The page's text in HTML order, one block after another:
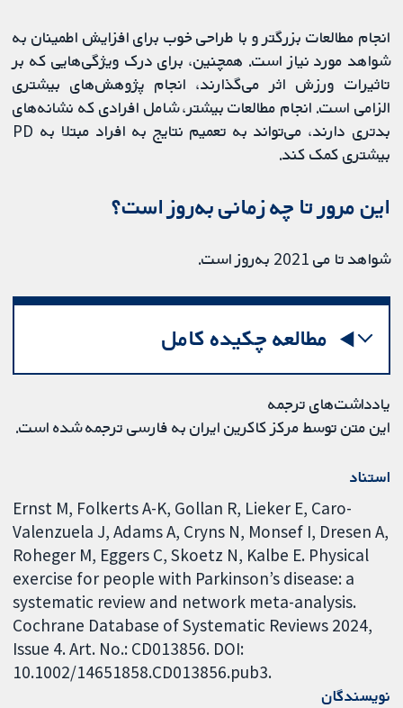
انجام مطالعات بزرگتر و با طراحی خوب برای افزایش اطمینان به
شواهد مورد نیاز است. همچنین، برای درک ویژگی‌هایی که بر
تاثیرات ورزش اثر می‌گذارند، انجام پژوهش‌های بیشتری
الزامی است. انجام مطالعات بیشتر، شامل افرادی که نشانه‌های
بدتری دارند، می‌تواند به تعمیم نتایج به افراد مبتلا به PD
بیشتری کمک کند.
این مرور تا چه زمانی به‌روز است؟
شواهد تا می 2021 به‌روز است.
مطالعه چکیده کامل
یادداشت‌های ترجمه
این متن توسط مرکز کاکرین ایران به فارسی ترجمه شده است.
استناد
Ernst M, Folkerts A-K, Gollan R, Lieker E, Caro-
Valenzuela J, Adams A, Cryns N, Monsef I, Dresen A,
Roheger M, Eggers C, Skoetz N, Kalbe E. Physical
exercise for people with Parkinson’s disease: a
systematic review and network meta-analysis.
Cochrane Database of Systematic Reviews 2024,
Issue 4. Art. No.: CD013856. DOI:
10.1002/14651858.CD013856.pub3.
نویسندگان